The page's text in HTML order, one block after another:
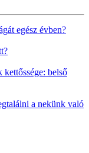
egész évben?
belső
a nekünk való